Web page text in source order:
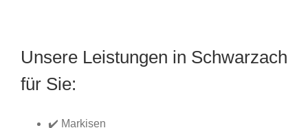
Unsere Leistungen in Schwarzach
für Sie:
✔️ Markisen